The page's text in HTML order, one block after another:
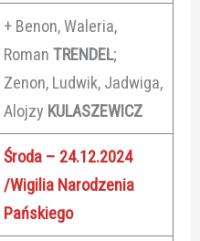
+ Benon, Waleria,
RomanTRENDEL;
Zenon, Ludwik, Jadwiga,
Alojzy KULASZEWICZ
Środa – 24.12.2024
/Wigilia Narodzenia
Pańskiego